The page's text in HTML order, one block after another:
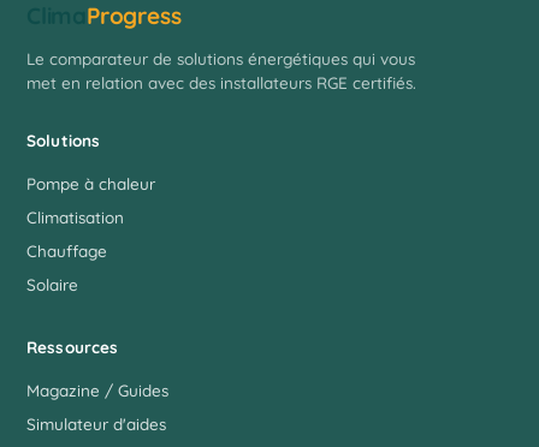
Progress
Le comparateur de solutions énergétiques qui vous
met en relation avec des installateurs RGE certifiés.
Solutions
Pompe à chaleur
Climatisation
Chauffage
Solaire
Ressources
Magazine / Guides
Simulateur d'aides